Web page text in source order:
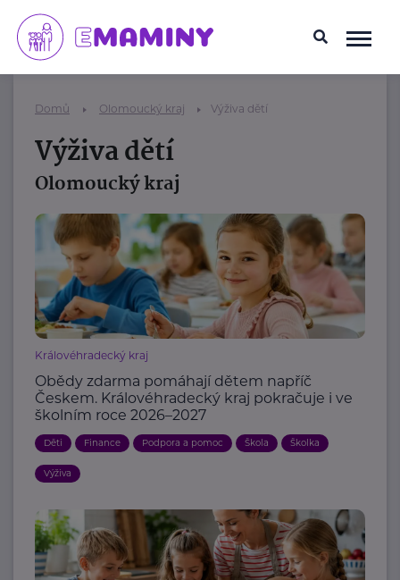
Domů Olomoucký kraj Výživa dětí
Výživa dětí
Olomoucký kraj
Královéhradecký kraj
Obědy zdarma pomáhají dětem napříč
Českem. Královéhradecký kraj pokračuje i ve
školním roce 2026–2027
Děti Finance Podpora a pomoc Škola Školka
Výživa